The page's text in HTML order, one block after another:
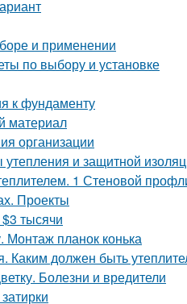
и применении
по выбору и установке
к фундаменту
материал
организации
и защитной
1 Стеновой
Проекты
тысячи
Монтаж планок конька
Каким должен быть
Болезни и вредители